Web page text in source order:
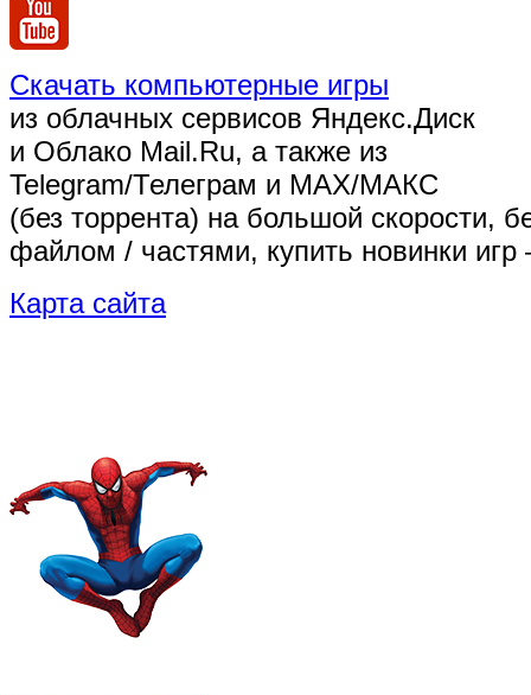
Скачать компьютерные игры
из облачных сервисов Яндекс.Диск
и Облако Mail.Ru, а также из
Telegram/Телеграм и MAX/МАКС
(без торрента) на большой скорости,
файлом / частями, купить новинки
Карта сайта